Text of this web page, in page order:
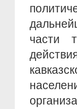
части